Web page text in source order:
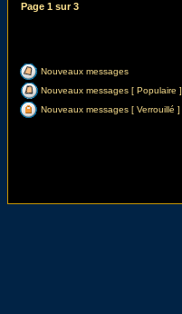
Page 1 sur3
Nouveaux messages
Nouveaux messages [ Populaire ]
Nouveaux messages [ Verrouillé ]